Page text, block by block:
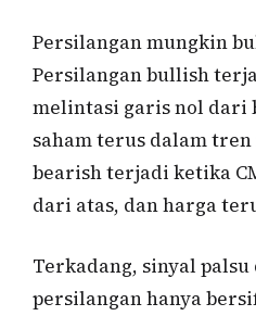
Persilangan mungkin
Persilangan bullish
melintasi garis nol dari
saham terus dalam
bearish terjadi ketika
dari atas, dan harga
Terkadang, sinyal
persilangan hanya